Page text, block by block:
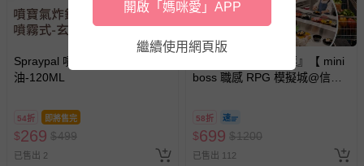
Spraypal 噴寶 - 噴霧式玄米
油-120ML
54折 即將售完
$269 $499
已售出 2
mini boss - 『展期票』【 mini
boss 職感 RPG 模擬城@信義
換，依現場梯次安排入場，逾
期作廢) (兒童票(2歲以上)贈一
名陪伴成人)
58折
$699 $1200
已售出 112
開啟「媽咪愛」APP
繼續使用網頁版